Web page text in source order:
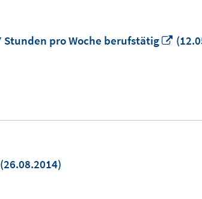
pro Woche berufstätig
In
In
(26.08.2014)